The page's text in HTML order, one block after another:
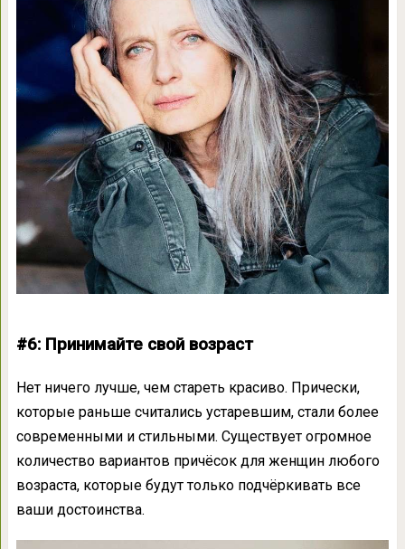
#6: Принимайте свой возраст
Нет ничего лучше, чем стареть красиво. Прически,
которые раньше считались устаревшим, стали более
современными и стильными. Существует огромное
количество вариантов причёсок для женщин любого
возраста, которые будут только подчёркивать все
ваши достоинства.